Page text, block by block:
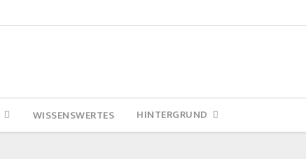
WISSENSWERTES HINTERGRUND